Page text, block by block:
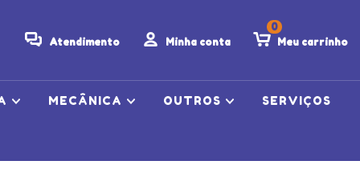
Atendimento Minha conta Meu carrinho
0
MECÂNICA OUTROS SERVIÇOS